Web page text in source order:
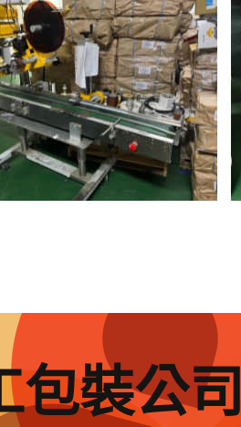
包裝公司